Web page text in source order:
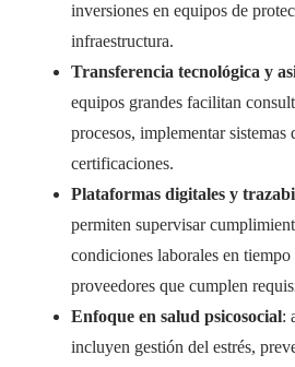
inversiones en equipos de
infraestructura.
Transferencia tecnológica y
equipos grandes facilitan
procesos, implementar sistemas
certificaciones.
Plataformas digitales y
permiten supervisar
condiciones laborales en
proveedores que cumplen
Enfoque en salud psicosocial:
incluyen gestión del estrés,